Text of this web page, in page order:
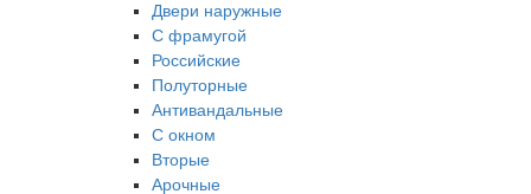
Двери наружные
С фрамугой
Российские
Полуторные
Антивандальные
С окном
Вторые
Арочные